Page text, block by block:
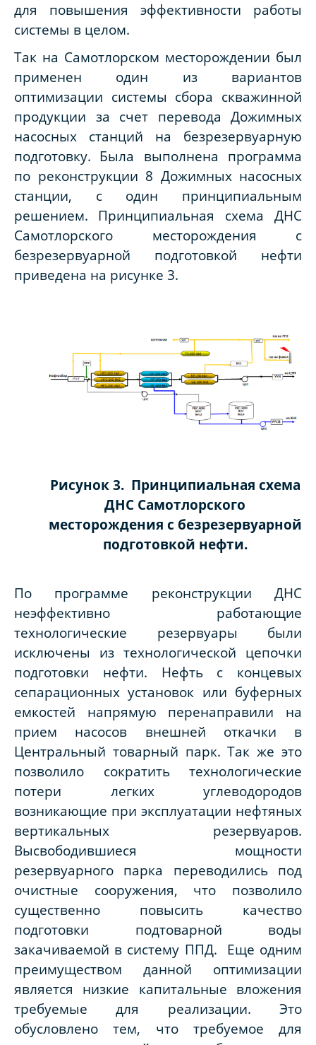
для повышения эффективности работы
системы в целом.
Так на Самотлорском месторождении был
применен один из вариантов
оптимизации системы сбора скважинной
продукции за счет перевода Дожимных
насосных станций на безрезервуарную
подготовку. Была выполнена программа
по реконструкции 8 Дожимных насосных
станции, с один принципиальным
решением.
Принципиальная схема ДНС
Самотлорского месторождения с
безрезервуарной подготовкой нефти
приведена на рисунке 3.
Рисунок 3. Принципиальная схема
ДНС Самотлорского
месторождения с безрезервуарной
подготовкой нефти.
По программе реконструкции ДНС
неэффективно работающие
технологические резервуары были
исключены из технологической цепочки
подготовки нефти. Нефть с концевых
сепарационных установок или буферных
емкостей напрямую перенаправили на
прием насосов внешней откачки в
Центральный товарный парк. Так же это
позволило сократить технологические
потери легких углеводородов
возникающие при эксплуатации нефтяных
вертикальных резервуаров.
Высвободившиеся мощности
резервуарного парка переводились под
очистные сооружения, что позволило
существенно повысить качество
подготовки подтоварной воды
закачиваемой в систему ППД. Еще одним
преимуществом данной оптимизации
является низкие капитальные вложения
требуемые для реализации. Это
обусловлено тем, что требуемое для